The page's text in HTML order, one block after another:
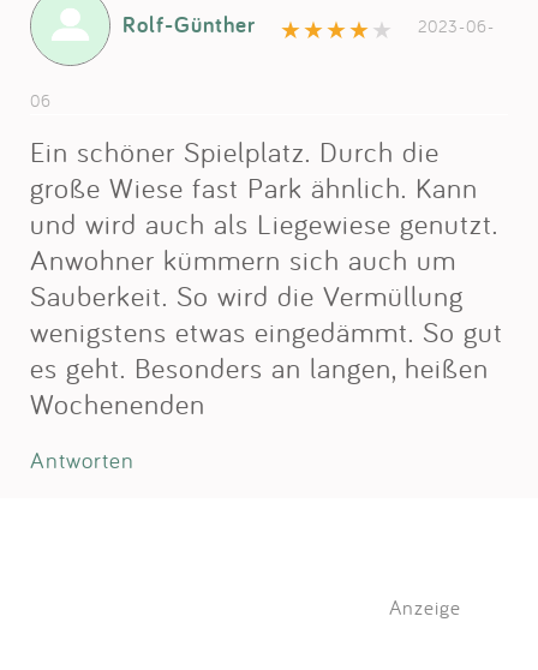
Rolf-Günther 2023-06-
06
Ein schöner Spielplatz. Durch die
große Wiese fast Park ähnlich. Kann
und wird auch als Liegewiese genutzt.
Anwohner kümmern sich auch um
Sauberkeit. So wird die Vermüllung
wenigstens etwas eingedämmt. So gut
es geht. Besonders an langen, heißen
Wochenenden
Antworten
Anzeige